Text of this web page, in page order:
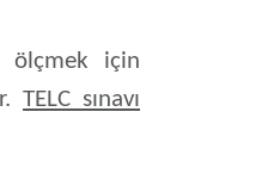
ölçmek için
TELC sınavı